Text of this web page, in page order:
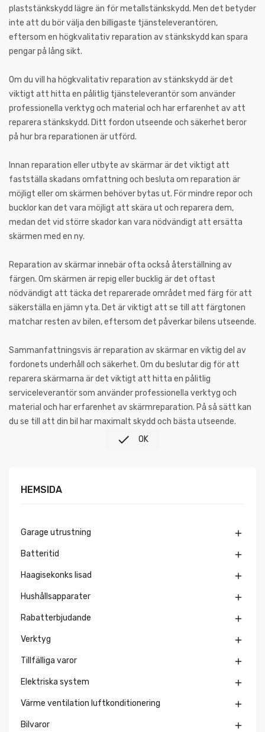
plaststänkskydd lägre än för metallstänkskydd. Men det betyder
inte att du bör välja den billigaste tjänsteleverantören,
eftersom en högkvalitativ reparation av stänkskydd kan spara
pengar på lång sikt.
Om du vill ha högkvalitativ reparation av stänkskydd är det
viktigt att hitta en pålitlig tjänsteleverantör som använder
professionella verktyg och material och har erfarenhet av att
reparera stänkskydd. Ditt fordon utseende och säkerhet beror
på hur bra reparationen är utförd.
Innan reparation eller utbyte av skärmar är det viktigt att
fastställa skadans omfattning och besluta om reparation är
möjligt eller om skärmen behöver bytas ut. För mindre repor och
bucklor kan det vara möjligt att skära ut och reparera dem,
medan det vid större skador kan vara nödvändigt att ersätta
skärmen med en ny.
Reparation av skärmar innebär ofta också återställning av
färgen. Om skärmen är repig eller bucklig är det oftast
nödvändigt att täcka det reparerade området med färg för att
säkerställa en jämn yta. Det är viktigt att se till att färgtonen
matchar resten av bilen, eftersom det påverkar bilens utseende.
Sammanfattningsvis är reparation av skärmar en viktig del av
fordonets underhåll och säkerhet. Om du beslutar dig för att
reparera skärmarna är det viktigt att hitta en pålitlig
serviceleverantör som använder professionella verktyg och
material och har erfarenhet av skärmreparation. På så sätt kan
du se till att din bil har maximalt skydd och bästa utseende.
 OK
HEMSIDA
Garage utrustning 
Batteritid 
Haagisekonks lisad 
Hushållsapparater 
Rabatterbjudande 
Verktyg 
Tillfälliga varor 
Elektriska system 
Värme ventilation luftkonditionering 
Bilvaror 